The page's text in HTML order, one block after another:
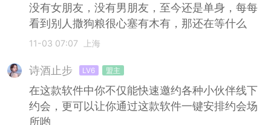
没有女朋友，没有男朋友，至今还是单身，每每
看到别人撒狗粮很心塞有木有，那还在等什么
11-03 07:07 上海
诗酒止步 LV6 盟主
在这款软件中你不仅能快速邀约各种小伙伴线下
约会，更可以让你通过这款软件一键安排约会场
所哟